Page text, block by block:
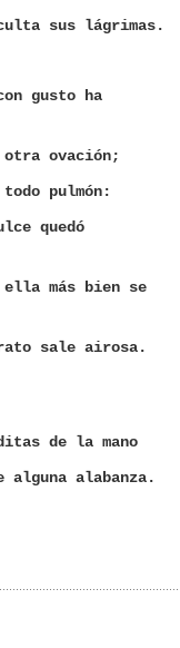
sus lágrimas.
gusto ha
otra ovación;
pulmón:
quedó
más bien se
sale airosa.
de la mano
alguna alabanza.